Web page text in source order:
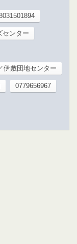
センター
伊敷団地センター
0779656967